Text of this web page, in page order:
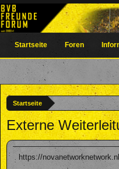
Startseite
Externe
https://novanetworknetwork.nl
Startseite Foren